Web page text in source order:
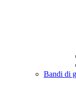
Bandi di